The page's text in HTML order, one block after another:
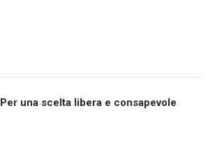
Per una scelta libera e consapevole